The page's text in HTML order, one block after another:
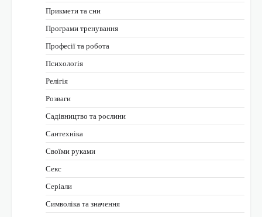
Прикмети та сни
Програми тренування
Професії та робота
Психологія
Релігія
Розваги
Садівництво та рослини
Сантехніка
Своїми руками
Секс
Серіали
Символіка та значення